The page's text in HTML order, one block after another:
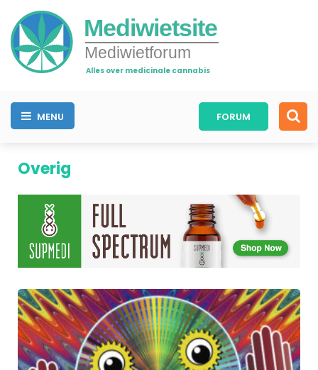
Mediwietsite
Mediwietforum
Alles over medicinale cannabis
MENU FORUM
Overig